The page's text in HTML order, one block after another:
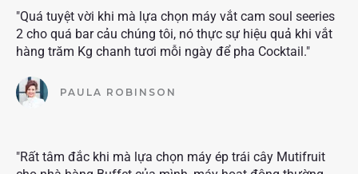
"Quá tuyệt vời khi mà lựa chọn máy vắt cam soul seeries
2 cho quá bar cảu chúng tôi, nó thực sự hiệu quả khi vắt
hàng trăm Kg chanh tươi mỗi ngày để pha Cocktail."
PAULA ROBINSON
"Rất tâm đắc khi mà lựa chọn máy ép trái cây Mutifruit